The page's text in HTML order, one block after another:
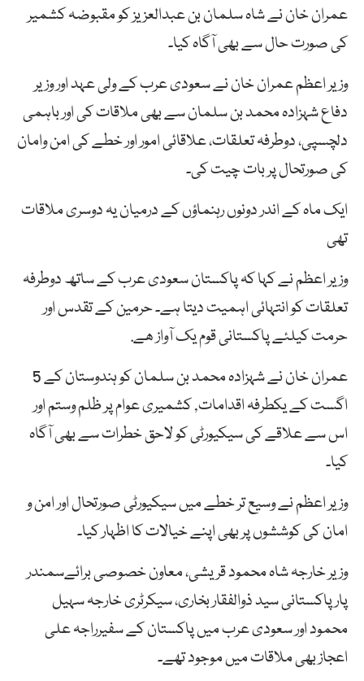
عمران خان نے شاہ سلمان بن عبدالعزیز کو مقبوضہ کشمیر
کی صورت حال سے بھی آگاہ کیا۔
وزیر اعظم عمران خان نے سعودی عرب کے ولی عہد اور وزیر
دفاع شہزادہ محمد بن سلمان سے بھی ملاقات کی اور باہمی
دلچسپی، دوطرفہ تعلقات، علاقائی امور اور خطے کی امن وامان
کی صورتحال پر بات چیت کی۔
ایک ماہ کے اندر دونوں رہنماؤں کے درمیان یہ دوسری ملاقات
تھی
وزیر اعظم نے کہا کہ پاکستان سعودی عرب کے ساتھ دوطرفہ
تعلقات کو انتہائی اہمیت دیتا ہے۔ حرمین کے تقدس اور
حرمت کیلئے پاکستانی قوم یک آواز ھے.
عمران خان نے شہزادہ محمد بن سلمان کو ہندوستان کے 5
اگست کے یکطرفہ اقدامات, کشمیری عوام پر ظلم وستم اور
اس سے علاقے کی سیکیورٹی کو لاحق خطرات سے بھی آگاہ
کیا۔
وزیر اعظم نے وسیع تر خطے میں سیکیورٹی صورتحال اور امن و
امان کی کوششوں پر بھی اپنے خیالات کا اظہار کیا۔
وزیر خارجہ شاہ محمود قریشی، معاون خصوصی برائےسمندر
پار پاکستانی سید ذوالفقار بخاری، سیکرٹری خارجہ سہیل
محمود اور سعودی عرب میں پاکستان کے سفیرراجہ علی
اعجاز بھی ملاقات میں موجود تھے۔